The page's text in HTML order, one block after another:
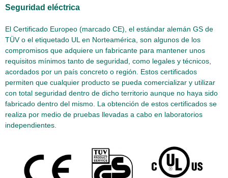
Seguridad eléctrica
El Certificado Europeo (marcado CE), el estándar alemán GS de
TÜV o el etiquetado UL en Norteamérica, son algunos de los
compromisos que adquiere un fabricante para mantener unos
requisitos mínimos tanto de seguridad, como legales y técnicos,
acordados por un país concreto o región. Estos certificados
permiten que cualquier producto se pueda comercializar y utilizar
con total seguridad dentro de dicho territorio aunque no haya sido
fabricado dentro del mismo. La obtención de estos certificados se
realiza por medio de pruebas llevadas a cabo en laboratorios
independientes.